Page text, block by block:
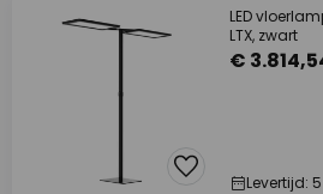
LED
LTX, zwart
€
Levertijd: